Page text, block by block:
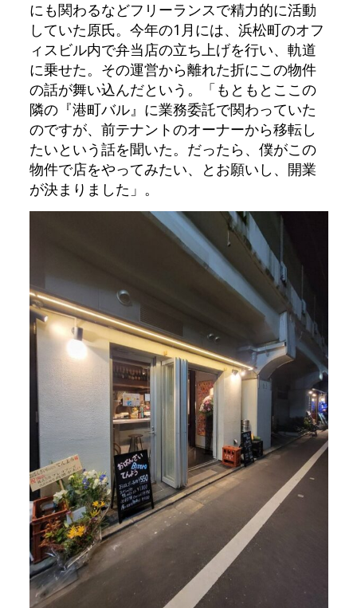
にも関わるなどフリーランスで精力的に活動
していた原氏。今年の1月には、浜松町のオフ
ィスビル内で弁当店の立ち上げを行い、軌道
に乗せた。その運営から離れた折にこの物件
の話が舞い込んだという。「もともとここの
隣の『港町バル』に業務委託で関わっていた
のですが、前テナントのオーナーから移転し
たいという話を聞いた。だったら、僕がこの
物件で店をやってみたい、とお願いし、開業
が決まりました」。